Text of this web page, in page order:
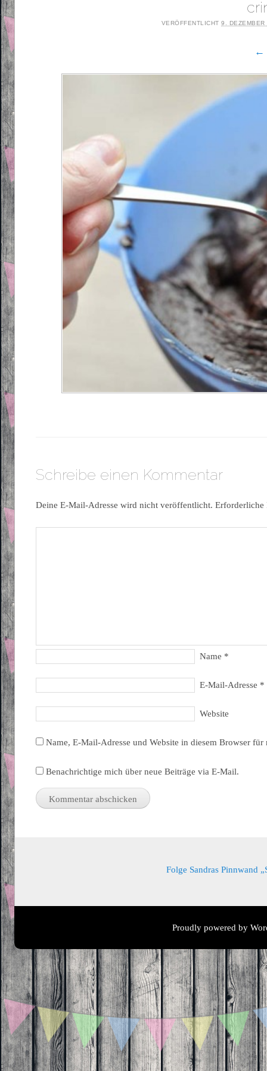
VERÖFFENTLICHT9.
←
Schreibe einen Kommentar
Deine E-Mail-Adresse wird nicht veröffentlicht.
Name *
E-Mail-Adresse *
Website
Name, E-Mail-Adresse und Website in diesem Browser
Benachrichtige mich über neue Beiträge via E-Mail.
Folge Sandras Pinnwand
Proudly powered by